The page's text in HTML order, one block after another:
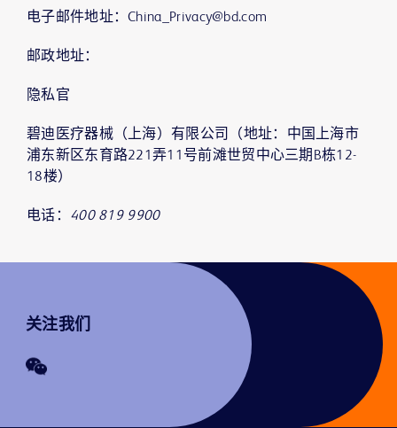
电子邮件地址：China_Privacy@bd.com
邮政地址：
隐私官
碧迪医疗器械（上海）有限公司（地址：中国上海市
浦东新区东育路221弄11号前滩世贸中心三期B栋12-
18楼）
电话： 400 819 9900
关注我们